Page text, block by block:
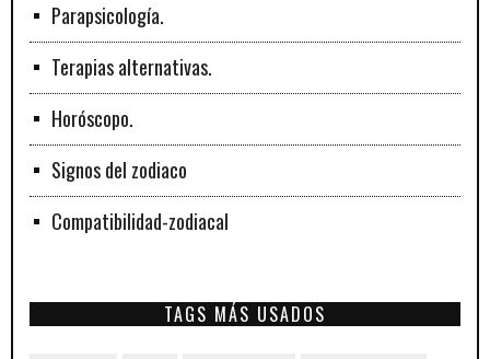
Parapsicología.
Terapias alternativas.
Horóscopo.
Signos del zodiaco
Compatibilidad-zodiacal
TAGS MÁS USADOS